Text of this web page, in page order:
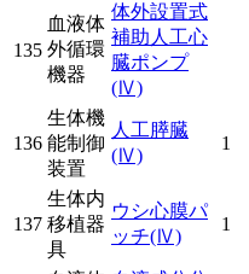
135
血液体
外循環
機器
体外設置式
補助人工心
臓ポンプ
(Ⅳ)
136
生体機
能制御
装置
人工膵臓
(Ⅳ)
1
137
生体内
移植器
具
ウシ心膜パ
ッチ(Ⅳ)
1